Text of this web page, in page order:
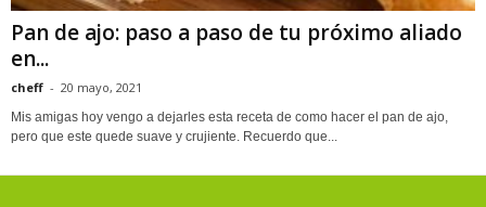
Pan de ajo: paso a paso de tu próximo aliado
en...
cheff - 20 mayo, 2021
Mis amigas hoy vengo a dejarles esta receta de como hacer el pan de ajo,
pero que este quede suave y crujiente. Recuerdo que...